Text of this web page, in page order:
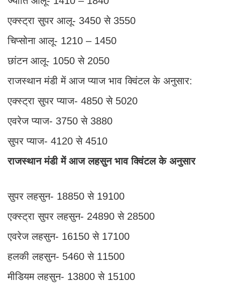
एक्स्ट्रा सुपर आलू- 3450 से 3550
चिप्सोना आलू- 1210 – 1450
छांटन आलू- 1050 से 2050
राजस्थान मंडी में आज प्याज भाव क्विंटल के अनुसार:
एक्स्ट्रा सुपर प्याज- 4850 से 5020
एवरेज प्याज- 3750 से 3880
सुपर प्याज- 4120 से 4510
राजस्थान मंडी में आज लहसुन भाव क्विंटल के अनुसार
सुपर लहसुन- 18850 से 19100
एक्स्ट्रा सुपर लहसुन- 24890 से 28500
एवरेज लहसुन- 16150 से 17100
हलकी लहसुन- 5460 से 11500
मीडियम लहसुन- 13800 से 15100